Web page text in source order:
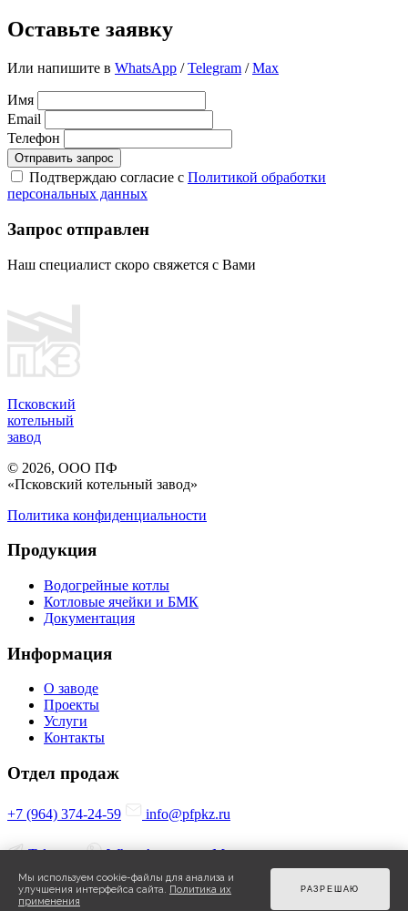
Оставьте заявку
Или напишите в WhatsApp /Telegram /Max
Имя
Email
Телефон
Отправить запрос
Подтверждаю согласие с Политикой обработки
персональных данных
Запрос отправлен
Наш специалист скоро свяжется с Вами
Псковский
котельный
завод
© 2026, ООО ПФ
«Псковский котельный завод»
Политика конфиденциальности
Продукция
Водогрейные котлы
Котловые ячейки и БМК
Документация
Информация
О заводе
Проекты
Услуги
Контакты
Отдел продаж
+7 (964) 374-24-59 info@pfpkz.ru
Telegram WhatsApp
Max
Опросный лист
+7 (8112) 67-27-77
pkz@pskovline.ru
Мы используем cookie-файлы для анализа и
улучшения интерфейса сайта. Политика их
применения
РАЗРЕШАЮ